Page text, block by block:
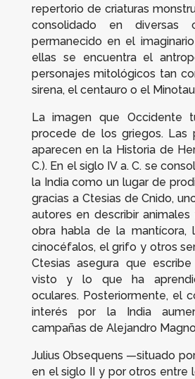
repertorio de criaturas
consolidado en diversas
permanecido en el
ellas se encuentra el
personajes mitológicos tan
sirena, el centauro o el
La imagen que Occidente
procede de los griegos. Las
aparecen en la Historiade
C.). En el siglo IV a. C. se
la India como un lugar de
gracias a Ctesias de Cnido,
autores en describir animales
obra habla de la mantícora,
cinocéfalos, el grifo y otros
Ctesias asegura que
visto y lo que ha
oculares. Posteriormente, el
interés por la India
campañas de Alejandro
Julius Obsequens —situado
en el siglo II y por otros entre